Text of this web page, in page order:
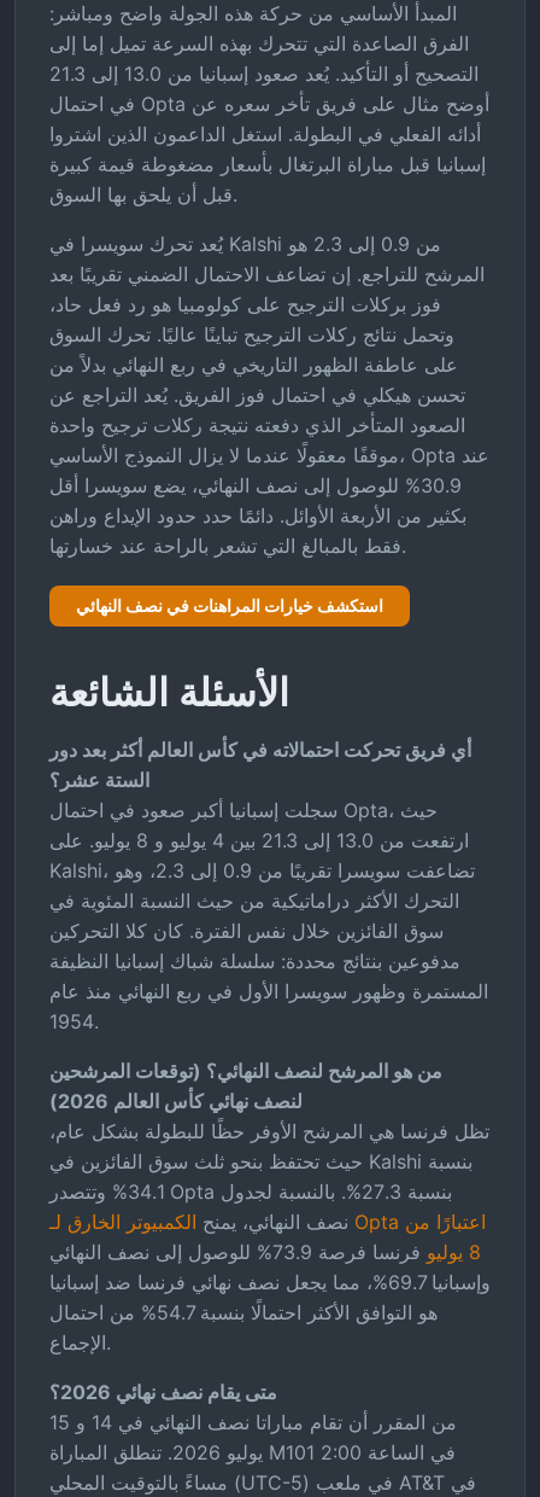
المبدأ الأساسي من حركة هذه الجولة واضح ومباشر:
الفرق الصاعدة التي تتحرك بهذه السرعة تميل إما إلى
التصحيح أو التأكيد. يُعد صعود إسبانيا من 13.0 إلى 21.3
في احتمال Opta أوضح مثال على فريق تأخر سعره عن
أدائه الفعلي في البطولة. استغل الداعمون الذين اشتروا
إسبانيا قبل مباراة البرتغال بأسعار مضغوطة قيمة كبيرة
قبل أن يلحق بها السوق.
يُعد تحرك سويسرا في Kalshi من 0.9 إلى 2.3 هو
المرشح للتراجع. إن تضاعف الاحتمال الضمني تقريبًا بعد
فوز بركلات الترجيح على كولومبيا هو رد فعل حاد،
وتحمل نتائج ركلات الترجيح تباينًا عاليًا. تحرك السوق
على عاطفة الظهور التاريخي في ربع النهائي بدلاً من
تحسن هيكلي في احتمال فوز الفريق. يُعد التراجع عن
الصعود المتأخر الذي دفعته نتيجة ركلات ترجيح واحدة
موقفًا معقولًا عندما لا يزال النموذج الأساسي، Opta عند
30.9% للوصول إلى نصف النهائي، يضع سويسرا أقل
بكثير من الأربعة الأوائل. دائمًا حدد حدود الإيداع وراهن
فقط بالمبالغ التي تشعر بالراحة عند خسارتها.
استكشف خيارات المراهنات في نصف النهائي
الأسئلة الشائعة
أي فريق تحركت احتمالاته في كأس العالم أكثر بعد دور
الستة عشر؟
سجلت إسبانيا أكبر صعود في احتمال Opta، حيث
ارتفعت من 13.0 إلى 21.3 بين 4 يوليو و 8 يوليو. على
Kalshi، تضاعفت سويسرا تقريبًا من 0.9 إلى 2.3، وهو
التحرك الأكثر دراماتيكية من حيث النسبة المئوية في
سوق الفائزين خلال نفس الفترة. كان كلا التحركين
مدفوعين بنتائج محددة: سلسلة شباك إسبانيا النظيفة
المستمرة وظهور سويسرا الأول في ربع النهائي منذ عام
1954.
من هو المرشح لنصف النهائي؟ (توقعات المرشحين
لنصف نهائي كأس العالم 2026)
تظل فرنسا هي المرشح الأوفر حظًا للبطولة بشكل عام،
حيث تحتفظ بنحو ثلث سوق الفائزين في Kalshi بنسبة
34.1% وتتصدر Opta بنسبة 27.3%. بالنسبة لجدول
نصف النهائي، يمنح الكمبيوتر الخارق لـ Opta اعتبارًا من
8 يوليو
فرنسا فرصة 73.9% للوصول إلى نصف النهائي
وإسبانيا 69.7%، مما يجعل نصف نهائي فرنسا ضد إسبانيا
هو التوافق الأكثر احتمالًا بنسبة 54.7% من احتمال
الإجماع.
متى يقام نصف نهائي 2026؟
من المقرر أن تقام مباراتا نصف النهائي في 14 و 15
يوليو 2026. تنطلق المباراة M101 في الساعة 2:00
مساءً بالتوقيت المحلي (UTC-5) في ملعب AT&T في